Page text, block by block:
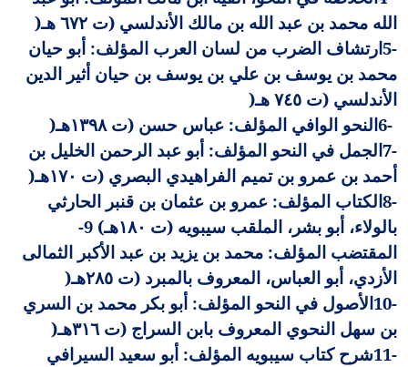
الله محمد بن عبد الله بن مالك الأندلسي (ت ٦٧٢ هـ
)
5-ارتشاف الضرب من لسان العرب المؤلف: أبو حيان
محمد بن يوسف بن علي بن يوسف بن حيان أثير الدين
الأندلسي (ت ٧٤٥ هـ
)
6-النحو الوافي المؤلف: عباس حسن (ت ١٣٩٨هـ
)
7-الجمل في النحو المؤلف: أبو عبد الرحمن الخليل بن
أحمد بن عمرو بن تميم الفراهيدي البصري (ت ١٧٠هـ
)
8-الكتاب المؤلف: عمرو بن عثمان بن قنبر الحارثي
بالولاء، أبو بشر، الملقب سيبويه (ت ١٨٠هـ) 9-
المقتضب المؤلف: محمد بن يزيد بن عبد الأكبر الثمالى
الأزدي، أبو العباس، المعروف بالمبرد (ت ٢٨٥هـ
)
10-الأصول في النحو المؤلف: أبو بكر محمد بن السري
بن سهل النحوي المعروف بابن السراج (ت ٣١٦هـ
)
11-شرح كتاب سيبويه المؤلف: أبو سعيد السيرافي